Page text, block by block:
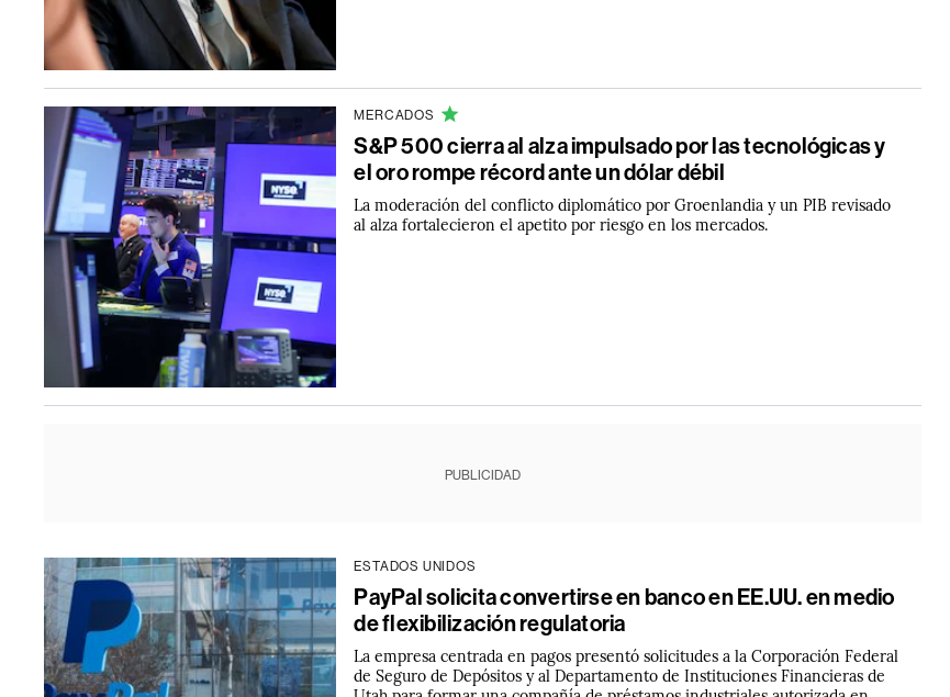
MERCADOS
S&P 500 cierra al alza impulsado por las tecnológicas y
el oro rompe récord ante un dólar débil
La moderación del conflicto diplomático por Groenlandia y un PIB revisado
al alza fortalecieron el apetito por riesgo en los mercados.
PUBLICIDAD
ESTADOS UNIDOS
PayPal solicita convertirse en banco en EE.UU. en medio
de flexibilización regulatoria
La empresa centrada en pagos presentó solicitudes a la Corporación Federal
de Seguro de Depósitos y al Departamento de Instituciones Financieras de